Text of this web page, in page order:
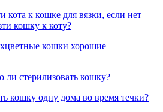
к кошке для вязки, если нет
кошку к коту?
кошки хорошие
ли стерилизовать кошку?
кошку одну дома во время течки?